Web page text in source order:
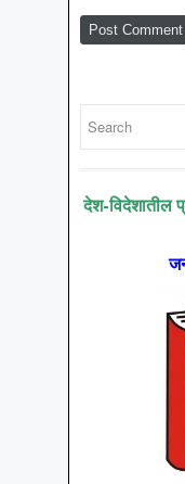
देश-विदेशातील